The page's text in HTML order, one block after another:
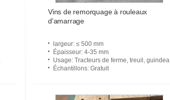
de frein
Vins de remorquage à rouleaux
d'amarrage
largeur: ≤ 500 mm
Épaisseur: 4-35 mm
Usage: Tracteurs de ferme, treuil, guindeau, Sugar Mill, ascenseur, grue, mélangeur, groupe électrogène, ma
Échantillons: Gratuit